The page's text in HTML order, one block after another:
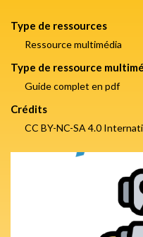
Type de ressources
Ressource multimédia
Type de ressource
Guide complet en pdf
Crédits
CC BY-NC-SA 4.0